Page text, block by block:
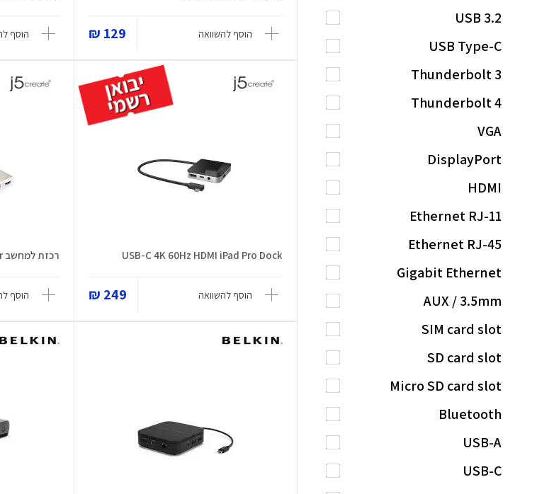
הוסף להשוואה 129 ₪ הוסף
USB-C 4K 60Hz HDMI iPad Pro Dock
הוסף להשוואה 249 ₪
רכזת למחשב USB-C Multi-Adapter
הוסף
USB 3.2
USB Type-C
Thunderbolt 3
Thunderbolt 4
VGA
DisplayPort
HDMI
Ethernet RJ-11
Ethernet RJ-45
Gigabit Ethernet
AUX / 3.5mm
SIM card slot
SD card slot
Micro SD card slot
Bluetooth
USB-A
USB-C